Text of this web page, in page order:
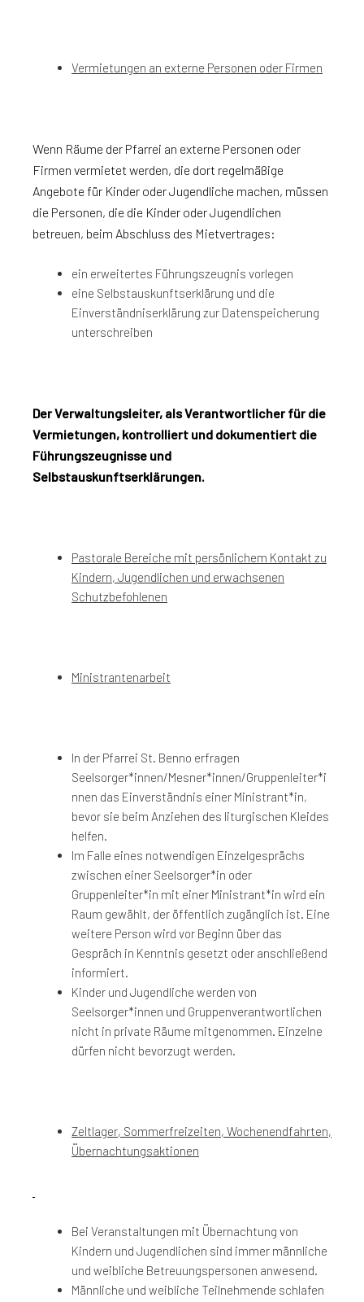
Vermietungen an externe Personen oder Firmen
Wenn Räume der Pfarrei an externe Personen oder
Firmen vermietet werden, die dort regelmäßige
Angebote für Kinder oder Jugendliche machen, müssen
die Personen, die die Kinder oder Jugendlichen
betreuen, beim Abschluss des Mietvertrages:
ein erweitertes Führungszeugnis vorlegen
eine Selbstauskunftserklärung und die
Einverständniserklärung zur Datenspeicherung
unterschreiben
Der Verwaltungsleiter, als Verantwortlicher für die
Vermietungen, kontrolliert und dokumentiert die
Führungszeugnisse und
Selbstauskunftserklärungen.
Pastorale Bereiche mit persönlichem Kontakt zu
Kindern, Jugendlichen und erwachsenen
Schutzbefohlenen
Ministrantenarbeit
In der Pfarrei St. Benno erfragen
Seelsorger*innen/Mesner*innen/Gruppenleiter*i
nnen das Einverständnis einer Ministrant*in,
bevor sie beim Anziehen des liturgischen Kleides
helfen.
Im Falle eines notwendigen Einzelgesprächs
zwischen einer Seelsorger*in oder
Gruppenleiter*in mit einer Ministrant*in wird ein
Raum gewählt, der öffentlich zugänglich ist. Eine
weitere Person wird vor Beginn über das
Gespräch in Kenntnis gesetzt oder anschließend
informiert.
Kinder und Jugendliche werden von
Seelsorger*innen und Gruppenverantwortlichen
nicht in private Räume mitgenommen. Einzelne
dürfen nicht bevorzugt werden.
Zeltlager, Sommerfreizeiten, Wochenendfahrten,
Übernachtungsaktionen
Bei Veranstaltungen mit Übernachtung von
Kindern und Jugendlichen sind immer männliche
und weibliche Betreuungspersonen anwesend.
Männliche und weibliche Teilnehmende schlafen